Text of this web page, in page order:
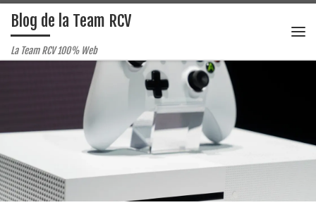
Passer au contenu
Blog de la Team RCV
La Team RCV 100% Web